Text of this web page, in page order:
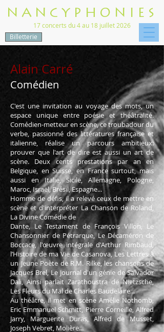
NANCYPHONIES
17 concerts du 4 au 18 juillet 2026
Billetterie
Alain Carré
Comédien
C'est une invitation au voyage des mots, un
espace unique entre poésie et théâtralité.
Comédien-metteur en scène, ce troubadour du
verbe, passionné des littératures française et
italienne, réalise un parcours ambitieux:
prouver que l'art de dire est aussi un art de
scène. Deux cents prestations par an en
Belgique, en Suisse, en France surtout, mais
aussi en Italie, Sicile, Allemagne, Pologne,
Maroc, Israël, Brésil, Espagne...
Homme de défis, il a relevé ceux de mettre en
scène et d'interpréter La Chanson de Roland,
La Divine Comédie de
Dante, Le Testament de François Villon, Le
Chansonnier de Pétrarque, Le Décaméron de
Boccace, l'œuvre intégrale d'Arthur Rimbaud,
l’Histoire de ma Vie de Casanova, Les Lettres à
un Jeune Poète de R.M. Rilke, les chansons de
Jacques Brel, Le Journal d'un génie de Salvador
Dali, Ainsi parlait Zarathoustra de Nietzsche,
Les Fleurs du Mal de Charles Baudelaire...
Au théâtre, il met en scène Amélie Nothomb,
Eric Emmanuel Schmitt, Pierre Corneille, Alfred
Jarry, Marguerite Duras, Alfred de Musset,
Joseph Vebret, Molière...